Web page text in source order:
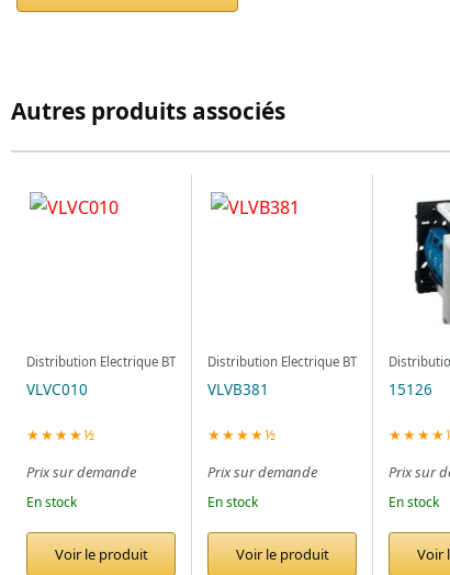
Autres produits associés
Distribution Electrique BT
VLVC010
★★★★½
Prix sur demande
En stock
Voir le produit
Distribution Electrique BT
VLVB381
★★★★½
Prix sur demande
En stock
Voir le produit
15126
Prix sur
En stock
Voir